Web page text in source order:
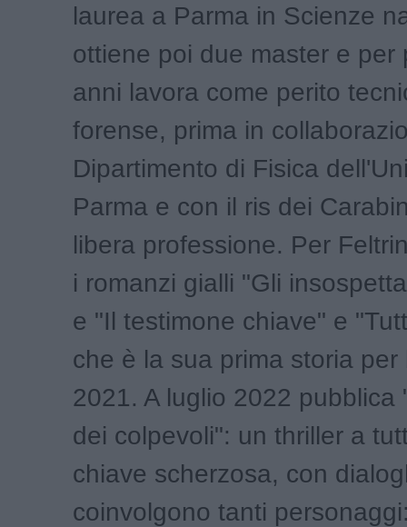
laurea a Parma in Scienze
ottiene poi due master e per
anni lavora come perito
forense, prima in
Dipartimento di Fisica
Parma e con il ris dei
libera professione. Per
i romanzi gialli "Gli
e "Il testimone chiave" e
che è la sua prima storia per
2021. A luglio 2022 pubblica
dei colpevoli": un thriller a
chiave scherzosa, con
coinvolgono tanti